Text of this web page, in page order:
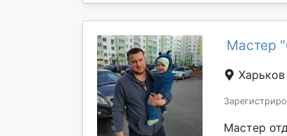
Мастер
Харьков
Мастер